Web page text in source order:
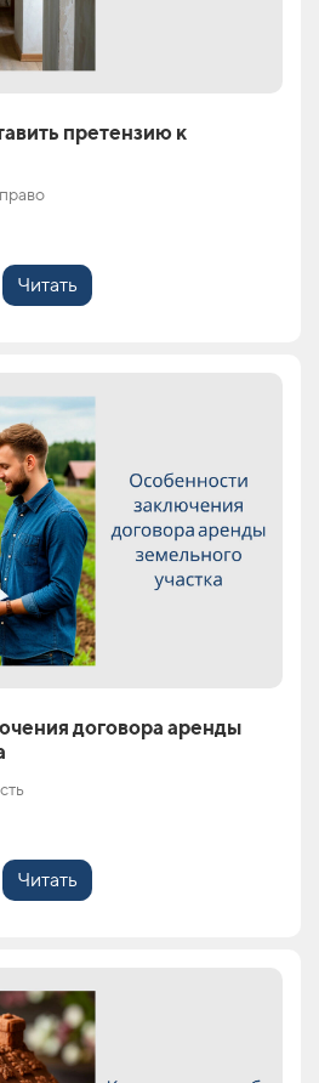
претензию к
Читать
договора аренды
Читать